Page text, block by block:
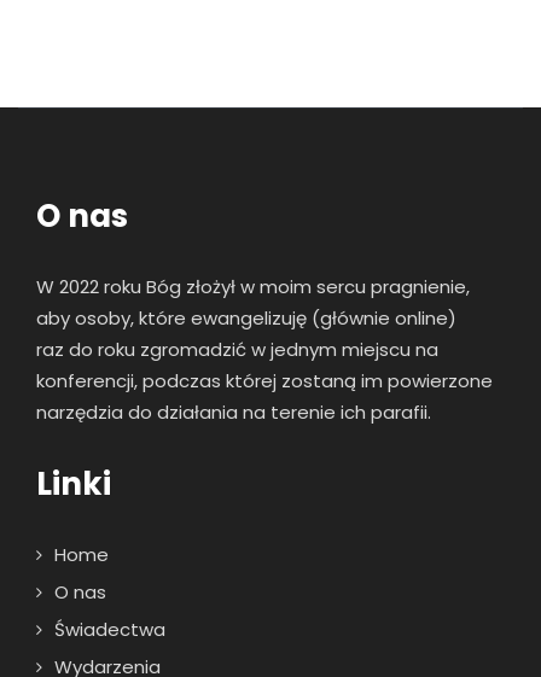
O nas
W 2022 roku Bóg złożył w moim sercu pragnienie,
aby osoby, które ewangelizuję (głównie online)
raz do roku zgromadzić w jednym miejscu na
konferencji, podczas której zostaną im powierzone
narzędzia do działania na terenie ich parafii.
Linki
Home
O nas
Świadectwa
Wydarzenia